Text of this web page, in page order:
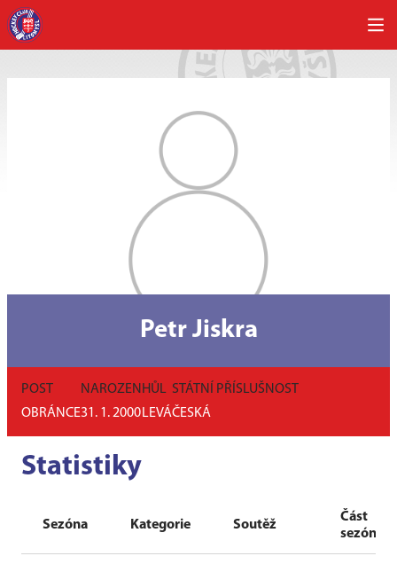
Petr Jiskra
POST
OBRÁNCE
NAROZEN
31. 1. 2000
HŮL
LEVÁ
STÁTNÍ PŘÍSLUŠNOST
ČESKÁ
Statistiky
Sezóna Kategorie Soutěž
Část
sezóny